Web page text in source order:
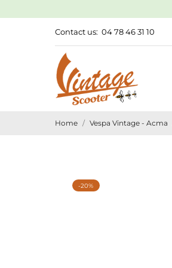
Contact us: 04 78 46 31 10
Home Vespa Vintage - Acma
-20%